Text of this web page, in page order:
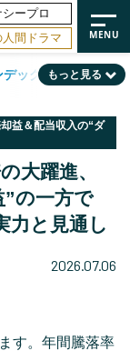
ープロ
間ドラマ
ックスファンド
金融用語解説
内株式型 #60代
もっと見る
益＆配当収入の“ダ
大躍進、
”の一方で
力と見通し
2026.07.06
す。年間騰落率